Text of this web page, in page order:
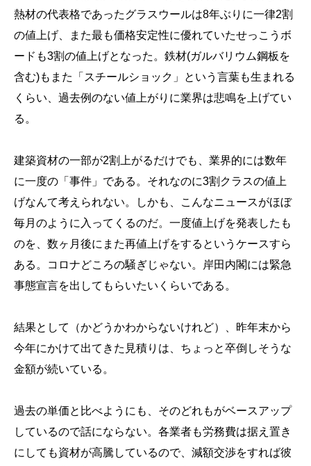
熱材の代表格であったグラスウールは8年ぶりに一律2割
の値上げ、また最も価格安定性に優れていたせっこうボ
ードも3割の値上げとなった。鉄材(ガルバリウム鋼板を
含む)もまた「スチールショック」という言葉も生まれる
くらい、過去例のない値上がりに業界は悲鳴を上げてい
る。
建築資材の一部が2割上がるだけでも、業界的には数年
に一度の「事件」である。それなのに3割クラスの値上
げなんて考えられない。しかも、こんなニュースがほぼ
毎月のように入ってくるのだ。一度値上げを発表したも
のを、数ヶ月後にまた再値上げをするというケースすら
ある。コロナどころの騒ぎじゃない。岸田内閣には緊急
事態宣言を出してもらいたいくらいである。
結果として（かどうかわからないけれど）、昨年末から
今年にかけて出てきた見積りは、ちょっと卒倒しそうな
金額が続いている。
過去の単価と比べようにも、そのどれもがベースアップ
しているので話にならない。各業者も労務費は据え置き
にしても資材が高騰しているので、減額交渉をすれば彼